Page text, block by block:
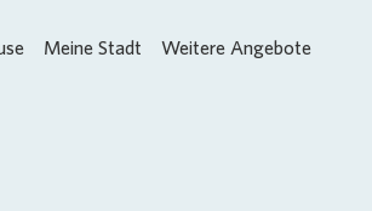
Meine Stadt Weitere Angebote